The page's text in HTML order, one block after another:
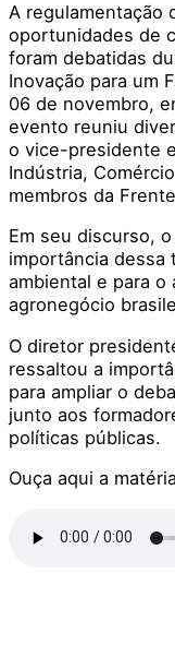
A regulamentação
oportunidades de
foram debatidas
Inovação para um
06 de novembro,
evento reuniu
o vice-presidente
Indústria,
membros da
Em seu discurso,
importância dessa
ambiental e para o
agronegócio
O diretor
ressaltou a
para ampliar o
junto aos
políticas públicas.
Ouça aqui a